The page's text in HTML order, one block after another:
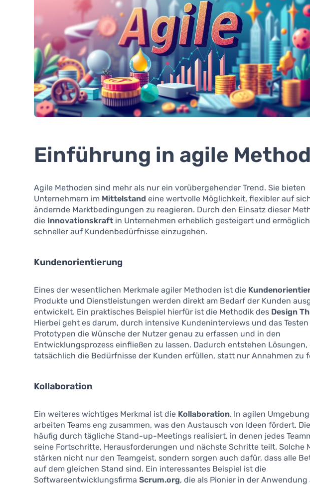
Einführung in agile
Agile Methoden sind mehr als nur ein vorübergehender Trend. Sie bieten
Unternehmern im Mittelstand eine wertvolle Möglichkeit, flexibler auf
ändernde Marktbedingungen zu reagieren. Durch den Einsatz dieser
die Innovationskraft in Unternehmen erheblich gesteigert und
schneller auf Kundenbedürfnisse einzugehen.
Kundenorientierung
Eines der wesentlichen Merkmale agiler Methoden ist die
Produkte und Dienstleistungen werden direkt am Bedarf der Kunden
entwickelt. Ein praktisches Beispiel hierfür ist die Methodik des Design
Hierbei geht es darum, durch intensive Kundeninterviews und das Testen
Prototypen die Wünsche der Nutzer genau zu erfassen und in den
Entwicklungsprozess einfließen zu lassen. Dadurch entstehen Lösungen,
tatsächlich die Bedürfnisse der Kunden erfüllen, statt nur Annahmen zu
Kollaboration
Ein weiteres wichtiges Merkmal ist die Kollaboration. In agilen
arbeiten Teams eng zusammen, was den Austausch von Ideen fördert.
häufig durch tägliche Stand-up-Meetings realisiert, in denen jedes
seine Fortschritte, Herausforderungen und nächste Schritte teilt. Solche
stärken nicht nur den Teamgeist, sondern sorgen auch dafür, dass alle
auf dem gleichen Stand sind. Ein interessantes Beispiel ist die
SoftwareentwicklungsfirmaScrum.org, die als Pionier in der Anwendung